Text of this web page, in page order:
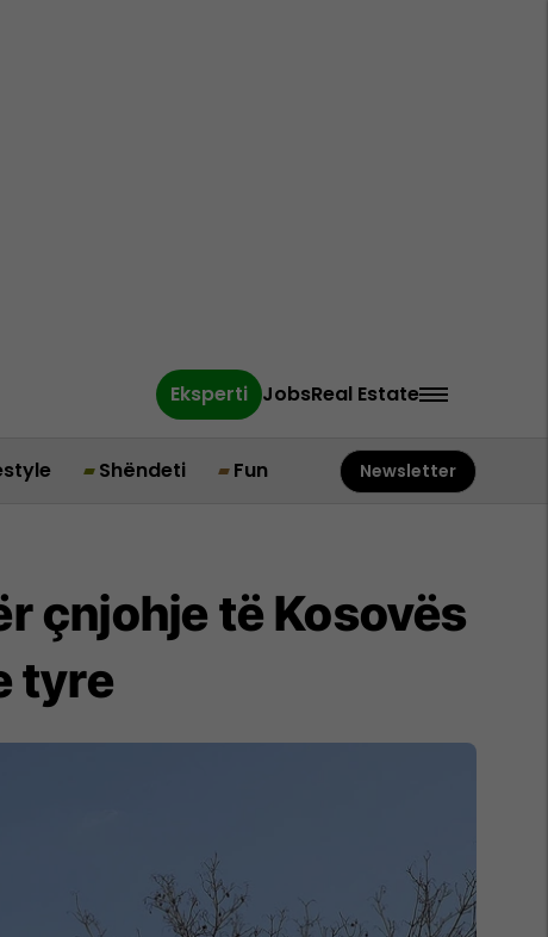
Eksperti JobsReal Estate
Shëndeti Fun Newsletter
çnjohje të Kosovës
tyre